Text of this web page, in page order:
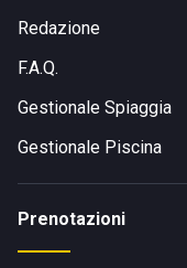
Redazione
F.A.Q.
Gestionale Spiaggia
Gestionale Piscina
Prenotazioni